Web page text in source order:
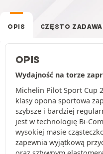
OPIS CZĘSTO
OPIS
Wydajność na torze
Michelin Pilot Sport Cup
klasy opona sportowa
szybsze i bardziej
jest w technologię Bi-
wysokiej masie
zapewnia wyjątkową